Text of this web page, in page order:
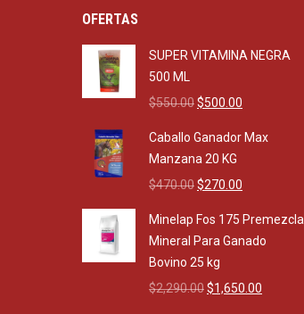
OFERTAS
SUPER VITAMINA NEGRA
500 ML
$550.00Original
was:
$550.00.
$500.00
is:
Caballo Ganador Max
Manzana 20 KG
$470.00Original
was:
$470.00.
$270.00
is:
$270.00.
Minelap Fos 175 Premezcla
Mineral Para Ganado
Bovino 25 kg
$2,290.00Original
$1,650.00